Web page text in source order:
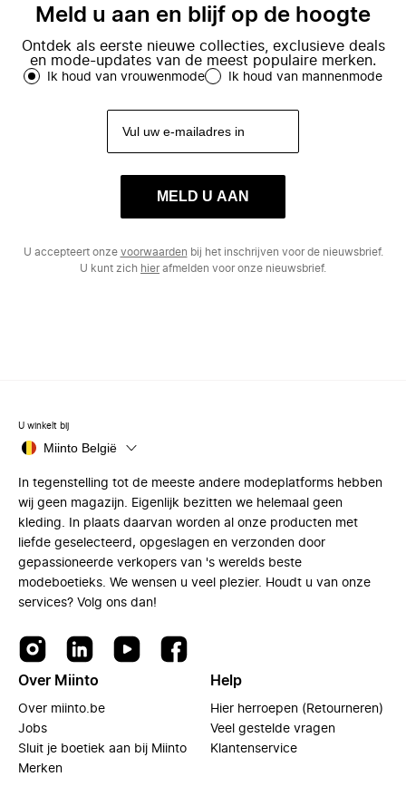
Meld u aan en blijf op de hoogte
Ontdek als eerste nieuwe collecties, exclusieve deals
en mode-updates van de meest populaire merken.
Ik houd van vrouwenmode Ik houd van mannenmode
MELD U AAN
U accepteert onze voorwaarden bij het inschrijven voor de nieuwsbrief.
U kunt zich hierafmelden voor onze nieuwsbrief.
U winkelt bij
Miinto België
In tegenstelling tot de meeste andere modeplatforms hebben
wij geen magazijn. Eigenlijk bezitten we helemaal geen
kleding. In plaats daarvan worden al onze producten met
liefde geselecteerd, opgeslagen en verzonden door
gepassioneerde verkopers van 's werelds beste
modeboetieks. We wensen u veel plezier. Houdt u van onze
services? Volg ons dan!
Over Miinto
Over miinto.be
Jobs
Sluit je boetiek aan bij Miinto
Merken
Help
Hier herroepen (Retourneren)
Veel gestelde vragen
Klantenservice